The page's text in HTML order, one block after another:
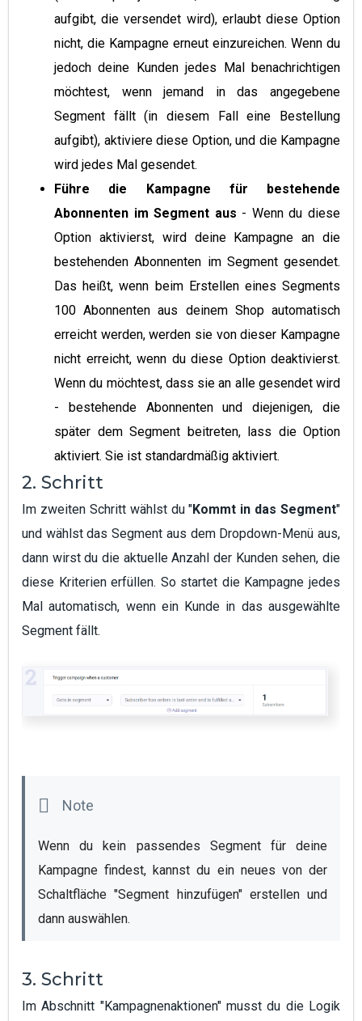
aufgibt, die versendet wird), erlaubt diese Option
nicht, die Kampagne erneut einzureichen. Wenn du
jedoch deine Kunden jedes Mal benachrichtigen
möchtest, wenn jemand in das angegebene
Segment fällt (in diesem Fall eine Bestellung
aufgibt), aktiviere diese Option, und die Kampagne
wird jedes Mal gesendet.
Führe die Kampagne für bestehende
Abonnenten im Segment aus - Wenn du diese
Option aktivierst, wird deine Kampagne an die
bestehenden Abonnenten im Segment gesendet.
Das heißt, wenn beim Erstellen eines Segments
100 Abonnenten aus deinem Shop automatisch
erreicht werden, werden sie von dieser Kampagne
nicht erreicht, wenn du diese Option deaktivierst.
Wenn du möchtest, dass sie an alle gesendet wird
- bestehende Abonnenten und diejenigen, die
später dem Segment beitreten, lass die Option
aktiviert. Sie ist standardmäßig aktiviert.
2. Schritt
Im zweiten Schritt wählst du "Kommt in das Segment"
und wählst das Segment aus dem Dropdown-Menü aus,
dann wirst du die aktuelle Anzahl der Kunden sehen, die
diese Kriterien erfüllen. So startet die Kampagne jedes
Mal automatisch, wenn ein Kunde in das ausgewählte
Segment fällt.
Wenn du kein passendes Segment für deine
Kampagne findest, kannst du ein neues von der
Schaltfläche "Segment hinzufügen" erstellen und
dann auswählen.
3. Schritt
Im Abschnitt "Kampagnenaktionen" musst du die Logik